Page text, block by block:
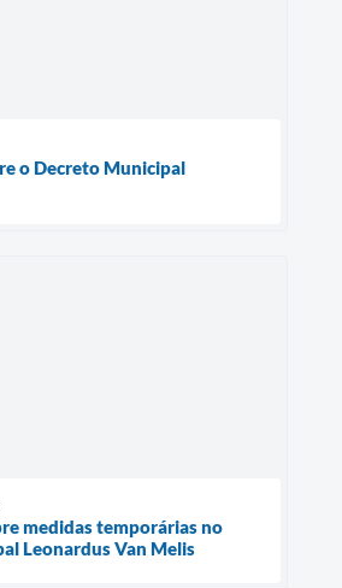
o Decreto Municipal
medidas temporárias no
Leonardus Van Melis